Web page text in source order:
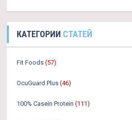
КАТЕГОРИИ СТАТЕЙ
Fit Foods (57)
OcuGuard Plus (46)
100% Casein Protein (111)